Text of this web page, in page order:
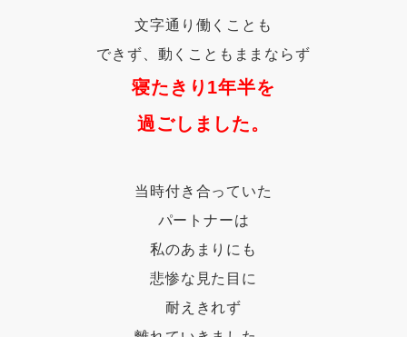
文字通り働くことも
できず、動くこともままならず
寝たきり1年半を
過ごしました。
当時付き合っていた
パートナーは
私のあまりにも
悲惨な見た目に
耐えきれず